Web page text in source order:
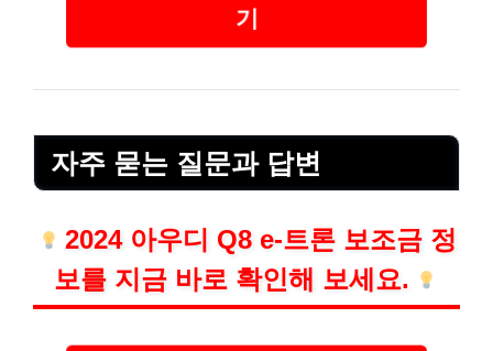
기
자주 묻는 질문과 답변
2024 아우디 Q8 e-트론 보조금 정
보를 지금 바로 확인해 보세요.